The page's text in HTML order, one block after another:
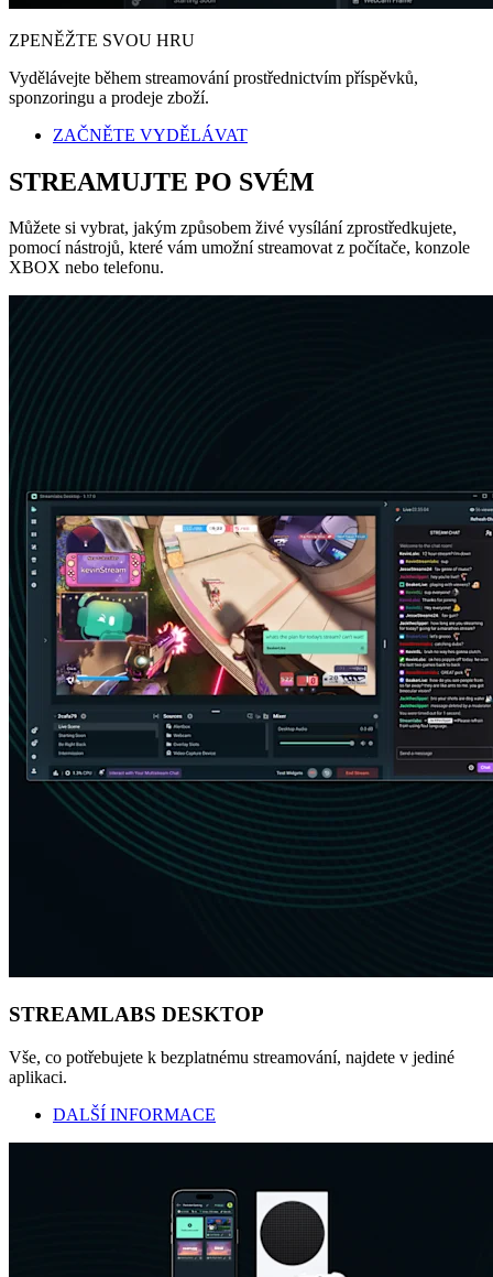
ZPENĚŽTE SVOU HRU
Vydělávejte během streamování prostřednictvím příspěvků,
sponzoringu a prodeje zboží.
ZAČNĚTE VYDĚLÁVAT
STREAMUJTE PO SVÉM
Můžete si vybrat, jakým způsobem živé vysílání zprostředkujete,
pomocí nástrojů, které vám umožní streamovat z počítače, konzole
XBOX nebo telefonu.
STREAMLABS DESKTOP
Vše, co potřebujete k bezplatnému streamování, najdete v jediné
aplikaci.
DALŠÍ INFORMACE